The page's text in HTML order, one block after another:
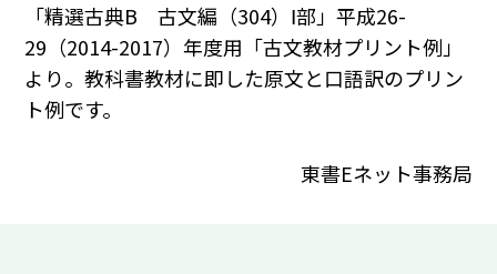
「精選古典B 古文編（304）Ⅰ部」平成26-
29（2014-2017）年度用「古文教材プリント例」
より。教科書教材に即した原文と口語訳のプリン
ト例です。
東書Eネット事務局